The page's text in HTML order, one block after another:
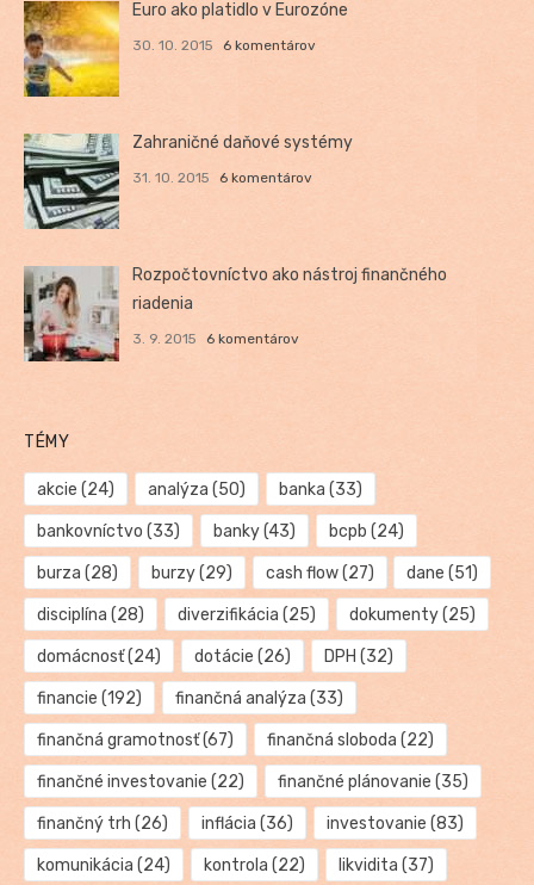
Euro ako platidlo v Eurozóne
30. 10. 2015 6 komentárov
Zahraničné daňové systémy
31. 10. 2015 6 komentárov
Rozpočtovníctvo ako nástroj finančného
riadenia
3. 9. 2015 6 komentárov
TÉMY
akcie (24) analýza (50) banka (33)
bankovníctvo (33) banky(43) bcpb (24)
burza (28) burzy(29) cash flow(27) dane (51)
disciplína (28) diverzifikácia (25) dokumenty(25)
domácnosť(24) dotácie (26) DPH (32)
financie (192) finančná analýza (33)
finančná gramotnosť(67) finančná sloboda (22)
finančné investovanie (22) finančné plánovanie (35)
finančný trh (26) inflácia (36) investovanie (83)
komunikácia (24) kontrola (22) likvidita (37)